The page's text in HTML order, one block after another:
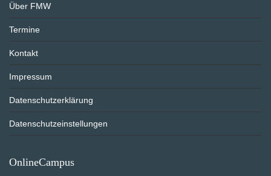
Über FMW
Termine
Kontakt
Impressum
Datenschutzerklärung
Datenschutzeinstellungen
OnlineCampus